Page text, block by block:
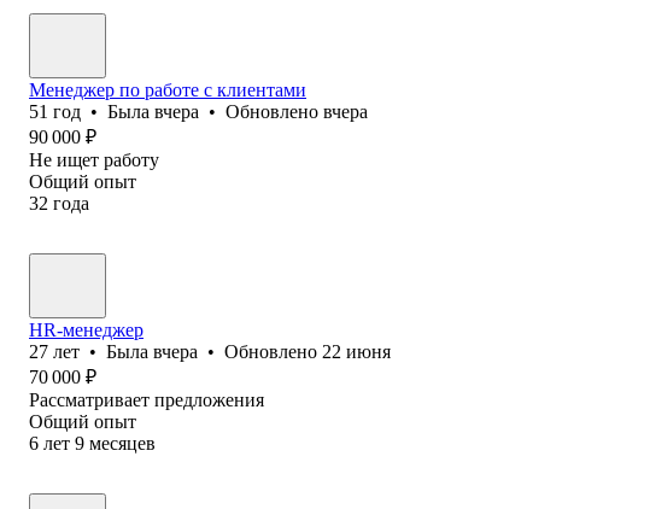
Менеджер по работе с клиентами
51 год • Была вчера • Обновлено вчера
90 000 ₽
Не ищет работу
Общий опыт
32 года
HR-менеджер
27 лет • Была вчера • Обновлено 22 июня
70 000 ₽
Рассматривает предложения
Общий опыт
6 лет 9 месяцев